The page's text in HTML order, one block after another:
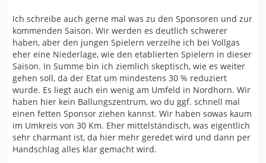
Ich schreibe auch gerne mal was zu den Sponsoren und zur
kommenden Saison. Wir werden es deutlich schwerer
haben, aber den jungen Spielern verzeihe ich bei Vollgas
eher eine Niederlage, wie den etablierten Spielern in dieser
Saison. In Summe bin ich ziemlich skeptisch, wie es weiter
gehen soll, da der Etat um mindestens 30 % reduziert
wurde. Es liegt auch ein wenig am Umfeld in Nordhorn. Wir
haben hier kein Ballungszentrum, wo du ggf. schnell mal
einen fetten Sponsor ziehen kannst. Wir haben sowas kaum
im Umkreis von 30 Km. Eher mittelständisch, was eigentlich
sehr charmant ist, da hier mehr geredet wird und dann per
Handschlag alles klar gemacht wird.